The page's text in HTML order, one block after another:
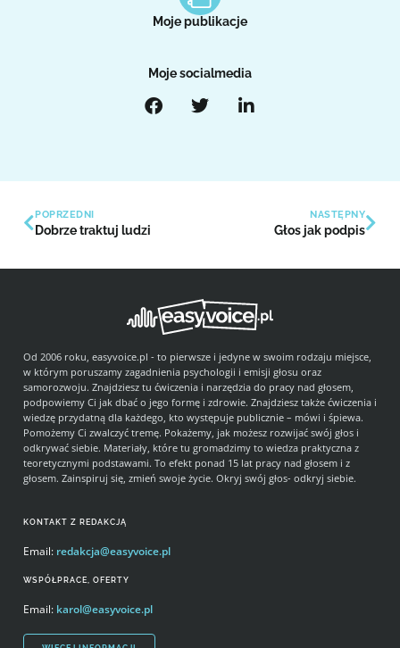
Moje publikacje
Moje socialmedia
POPRZEDNI
Dobrze traktuj ludzi
NASTĘPNY
Głos jak podpis
KONTAKT Z REDAKCJĄ
Email: redakcja@easyvoice.pl
WSPÓŁPRACE, OFERTY
Email: karol@easyvoice.pl
Od 2006 roku, easyvoice.pl - to pierwsze i jedyne w swoim rodzaju miejsce,
w którym poruszamy zagadnienia psychologii i emisji głosu oraz
samorozwoju. Znajdziesz tu ćwiczenia i narzędzia do pracy nad głosem,
podpowiemy Ci jak dbać o jego formę i zdrowie. Znajdziesz także ćwiczenia i
wiedzę przydatną dla każdego, kto występuje publicznie – mówi i śpiewa.
Pomożemy Ci zwalczyć tremę. Pokażemy, jak możesz rozwijać swój głos i
odkrywać siebie. Materiały, które tu gromadzimy to wiedza praktyczna z
teoretycznymi podstawami. To efekt ponad 15 lat pracy nad głosem i z
głosem. Zainspiruj się, zmień swoje życie. Okryj swój głos- odkryj siebie.